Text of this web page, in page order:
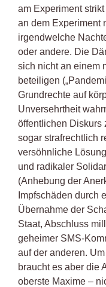
am Experiment
an dem Experiment
irgendwelche
oder andere. Die
sich nicht an einem
beteiligen
Grundrechte auf
Unversehrtheit
öffentlichen Diskurs
sogar strafrechtlich
versöhnliche
und radikaler
(Anhebung der
Impfschäden durch
Übernahme der
Staat, Abschluss
geheimer SMS-
auf der anderen.
braucht es aber die
oberste Maxime –